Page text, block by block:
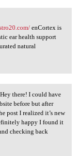
www
enCortex is
ear health support
natural
Hey
there! I could have
before but after
post I realized it’s new
happy I found it
checking back